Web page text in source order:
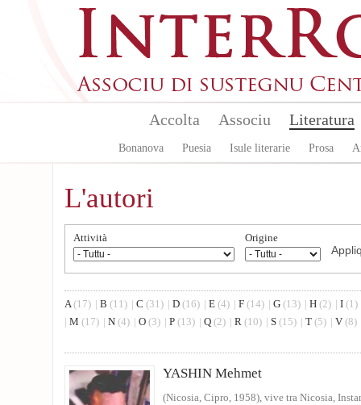
Accolta Associu Literatura
Bonanova Puesia Isule literarie Prosa
L'autori
Attività Origine
A(17) B (11) C (31) D (16) E (4) F (14) G (13) H (2) I (1)
M (17) N (4) O (3) P (13) Q (2) R (10) S (15) T (5) V (8)
YASHIN Mehmet
(Nicosia, Cipro, 1958), vive tra Nicosia,